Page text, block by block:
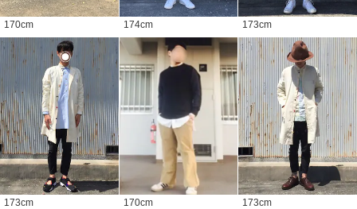
170cm 174cm 173cm
173cm 170cm 173cm